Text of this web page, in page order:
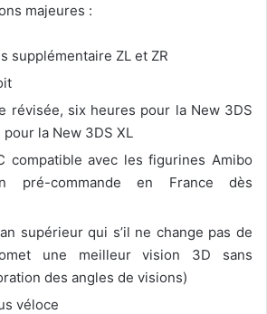
majeures :
supplémentaire ZL et ZR
révisée, six heures pour la New 3DS
la New 3DS XL
compatible avec les figurines Amibo
pré-commande en France dès
supérieur qui s’il ne change pas de
une meilleur vision 3D sans
des angles de visions)
véloce